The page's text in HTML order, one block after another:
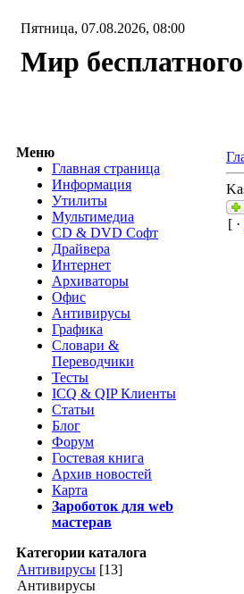
Пятница, 07.08.2026, 08:00
Мир
Меню
Главная страница
Информация
Утилиты
Мультимедиа
CD & DVD Софт
Драйвера
Интернет
Архиваторы
Офис
Антивирусы
Графика
Словари &
Переводчики
Тесты
ICQ & QIP Клиенты
Статьи
Блог
Форум
Гостевая книга
Архив новостей
Карта
Зароботок для web
мастерав
Категории каталога
Антивирусы [13]
Антивирусы
[ ·